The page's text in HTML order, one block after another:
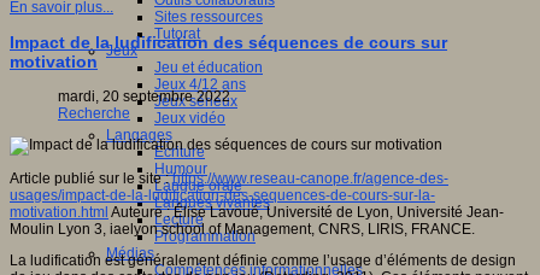
Sites ressources
Tutorat
Jeux
Jeu et éducation
Jeux 4/12 ans
Jeux sérieux
Jeux vidéo
Langages
Ecriture
Humour
Langue orale
Langues vivantes
Lecture
Programmation
Médias
Compétences informationnelles
En savoir plus...
Impact de la ludification des séquences de cours sur
motivation
mardi, 20 septembre 2022
Recherche
Article publié sur le site :https://www.reseau-canope.fr/agence-des-
usages/impact-de-la-ludification-des-sequences-de-cours-sur-la-
motivation.html Auteure : Élise Lavoué, Université de Lyon, Université Jean-
Moulin Lyon 3, iaelyon school of Management, CNRS, LIRIS, FRANCE.
La ludification est généralement définie comme l’usage d’éléments de design